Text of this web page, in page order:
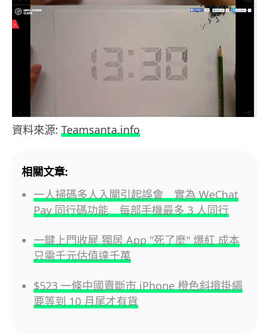
資料來源: Teamsanta.info
相關文章:
一人掃碼多人入閘引起誤會 實為 WeChat
Pay 同行碼功能 每部手機最多 3 人同行
一鍵上門收屍 獨居 App "死了麼" 爆紅 成本
只需千元估值達千萬
$523 一條中國賣斷市 iPhone 橙色斜揹掛繩
要等到 10 月尾才有貨